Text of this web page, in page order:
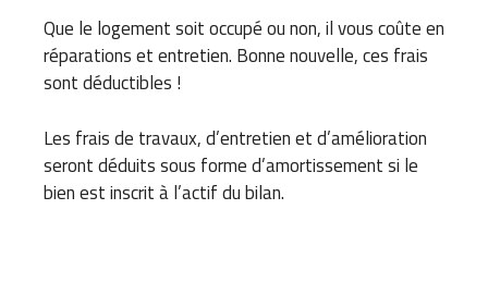
Que le logement soit occupé ou non, il vous coûte en
réparations et entretien. Bonne nouvelle, ces frais
sont déductibles !
Les frais de travaux, d’entretien et d’amélioration
seront déduits sous forme d’amortissement si le
bien est inscrit à l’actif du bilan.